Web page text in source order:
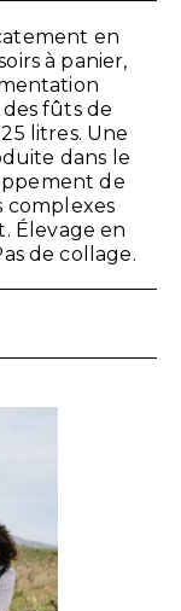
en
à panier,
fûts de
litres. Une
dans le
de
complexes
Élevage en
de collage.